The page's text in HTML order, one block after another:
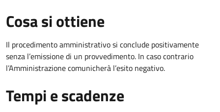
Cosa si ottiene
Il procedimento amministrativo si conclude positivamente
senza l’emissione di un provvedimento. In caso contrario
l’Amministrazione comunicherà l’esito negativo.
Tempi e scadenze